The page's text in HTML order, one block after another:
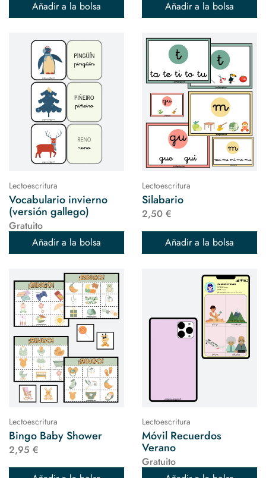
Añadir a la bolsa Añadir a la bolsa
Lectoescritura
Vocabulario invierno
(versión gallego)
Gratuito
Añadir a la bolsa
Lectoescritura
Silabario
2,50 €
Añadir a la bolsa
Lectoescritura
Bingo Baby Shower
2,95 €
Lectoescritura
Móvil Recuerdos
Verano
Gratuito